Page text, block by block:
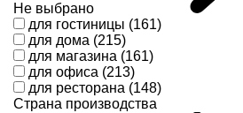
Не выбрано
для гостиницы (161)
для дома (215)
для магазина (161)
для офиса (213)
для ресторана (148)
Страна производства